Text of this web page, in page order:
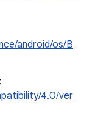
android/os/B
4.0/ver